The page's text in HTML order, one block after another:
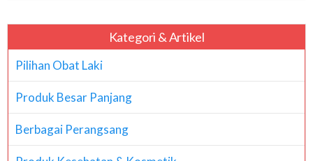
Kategori & Artikel
Pilihan Obat Laki
Produk Besar Panjang
Berbagai Perangsang